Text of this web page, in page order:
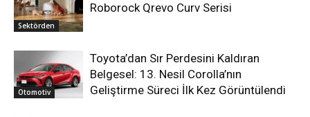
Sektörden
Roborock Qrevo Curv Serisi
Otomotiv
Toyota’dan Sır Perdesini Kaldıran
Belgesel: 13. Nesil Corolla’nın
Geliştirme Süreci İlk Kez Görüntülendi